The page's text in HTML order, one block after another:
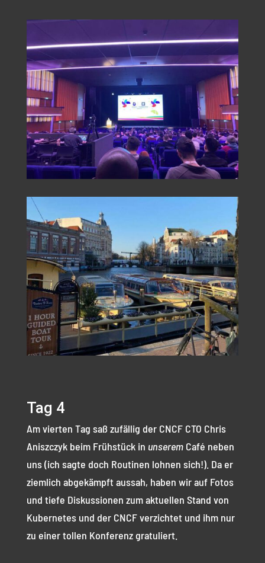
Tag 4
Am vierten Tag saß zufällig der CNCF CTO Chris
Aniszczyk beim Frühstück in unseremCafé neben
uns (ich sagte doch Routinen lohnen sich!). Da er
ziemlich abgekämpft aussah, haben wir auf Fotos
und tiefe Diskussionen zum aktuellen Stand von
Kubernetes und der CNCF verzichtet und ihm nur
zu einer tollen Konferenz gratuliert.